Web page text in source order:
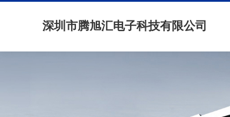
深圳市腾旭汇电子科技有限公司